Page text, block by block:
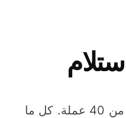
وفّر المال عند إرسال الأموال وإنفاقها واستلامها بأكثر من 40 عملة. كل ما